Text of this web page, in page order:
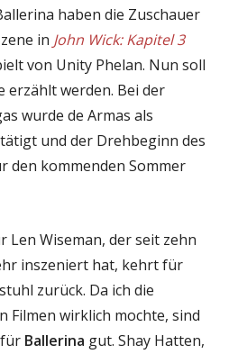
haben die Zuschauer
in John Wick: Kapitel 3
von Unity Phelan. Nun soll
erzählt werden. Bei der
wurde de Armas als
und der Drehbeginn des
den kommenden Sommer
Len Wiseman, der seit zehn
inszeniert hat, kehrt für
zurück. Da ich die
Filmen wirklich mochte, sind
Ballerina gut. Shay Hatten,